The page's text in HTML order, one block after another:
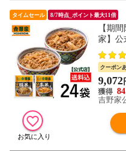
タイムセール 8/7時点_ポイント最大11倍
【期
家】公
2袋ず
豚丼
も！
クーポン
9,072
84
吉野家